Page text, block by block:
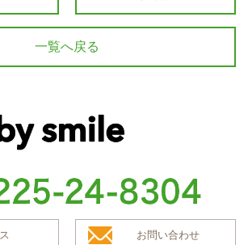
一覧へ戻る
8304
お問い合わせ